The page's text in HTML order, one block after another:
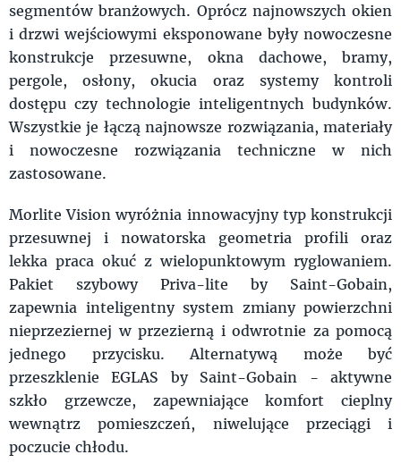
segmentów branżowych. Oprócz najnowszych okien
i drzwi wejściowymi eksponowane były nowoczesne
konstrukcje przesuwne, okna dachowe, bramy,
pergole, osłony, okucia oraz systemy kontroli
dostępu czy technologie inteligentnych budynków.
Wszystkie je łączą najnowsze rozwiązania, materiały
i nowoczesne rozwiązania techniczne w nich
zastosowane.
Morlite Vision wyróżnia innowacyjny typ konstrukcji
przesuwnej i nowatorska geometria profili oraz
lekka praca okuć z wielopunktowym ryglowaniem.
Pakiet szybowy Priva-lite by Saint-Gobain,
zapewnia inteligentny system zmiany powierzchni
nieprzeziernej w przezierną i odwrotnie za pomocą
jednego przycisku. Alternatywą może być
przeszklenie EGLAS by Saint-Gobain - aktywne
szkło grzewcze, zapewniające komfort cieplny
wewnątrz pomieszczeń, niwelujące przeciągi i
poczucie chłodu.